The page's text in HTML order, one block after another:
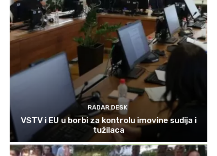
RADAR DESK
VSTV i EU u borbi za kontrolu imovine sudija i
tužilaca